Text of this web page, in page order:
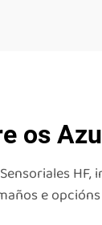
os
e